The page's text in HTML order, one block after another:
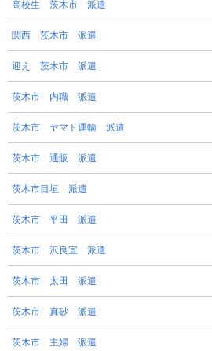
高校生 茨木市 派遣
関西 茨木市 派遣
迎え 茨木市 派遣
茨木市 内職 派遣
茨木市 ヤマト運輸 派遣
茨木市 通販 派遣
茨木市目垣 派遣
茨木市 平田 派遣
茨木市 沢良宜 派遣
茨木市 太田 派遣
茨木市 真砂 派遣
茨木市 主婦 派遣